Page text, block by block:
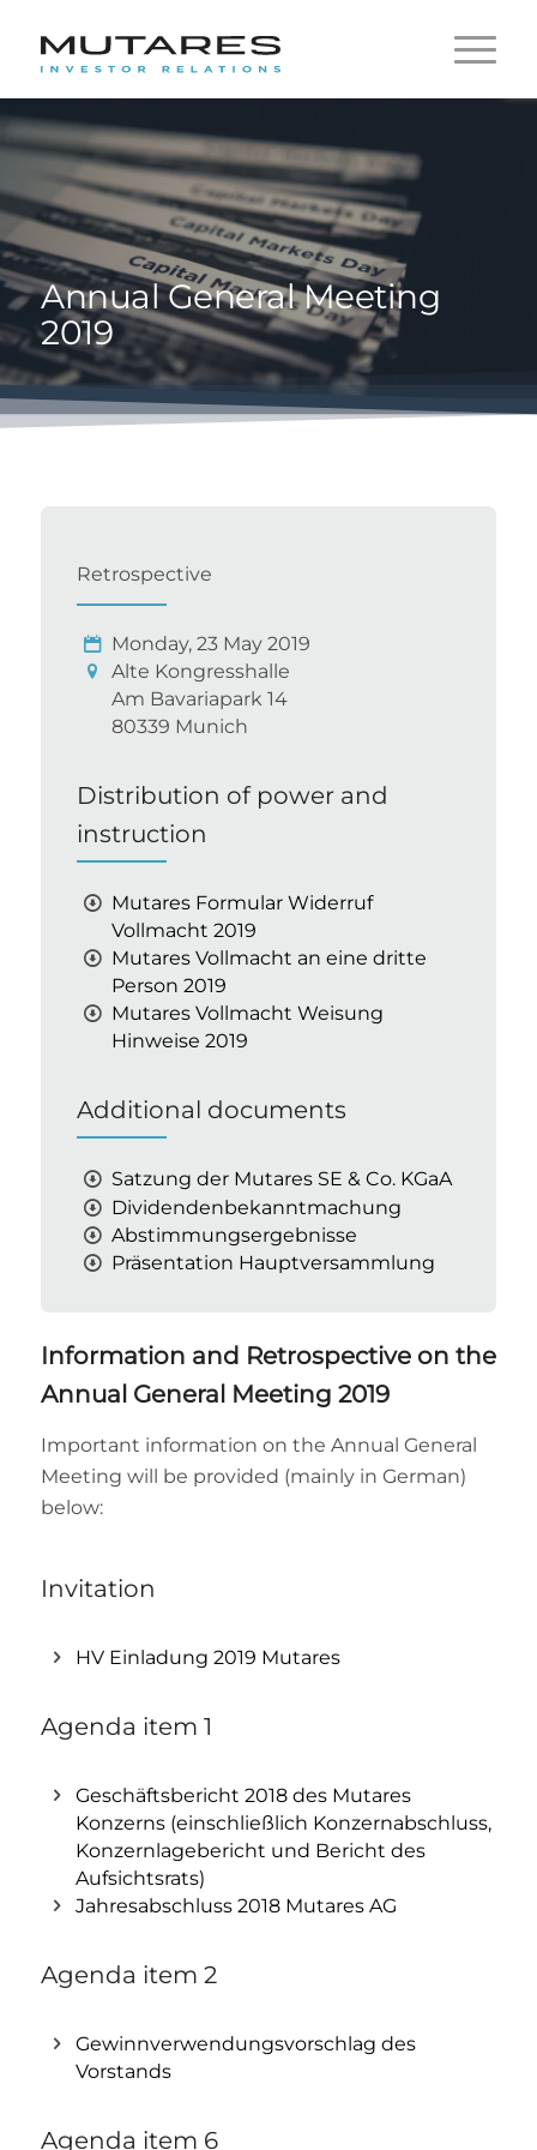
Annual General Meeting
2019
Retrospective
Monday, 23 May 2019
Alte Kongresshalle
Am Bavariapark 14
80339 Munich
Distribution of power and
instruction
Mutares Formular Widerruf
Vollmacht 2019
Mutares Vollmacht an eine dritte
Person 2019
Mutares Vollmacht Weisung
Hinweise 2019
Additional documents
Satzung der Mutares SE & Co. KGaA
Dividendenbekanntmachung
Abstimmungsergebnisse
Präsentation Hauptversammlung
Information and Retrospective on the
Annual General Meeting 2019
Important information on the Annual General
Meeting will be provided (mainly in German)
below:
Invitation
HV Einladung 2019 Mutares
Agenda item 1
Geschäftsbericht 2018 des Mutares
Konzerns (einschließlich Konzernabschluss,
Konzernlagebericht und Bericht des
Aufsichtsrats)
Jahresabschluss 2018 Mutares AG
Agenda item 2
Gewinnverwendungsvorschlag des
Vorstands
Agenda item 6